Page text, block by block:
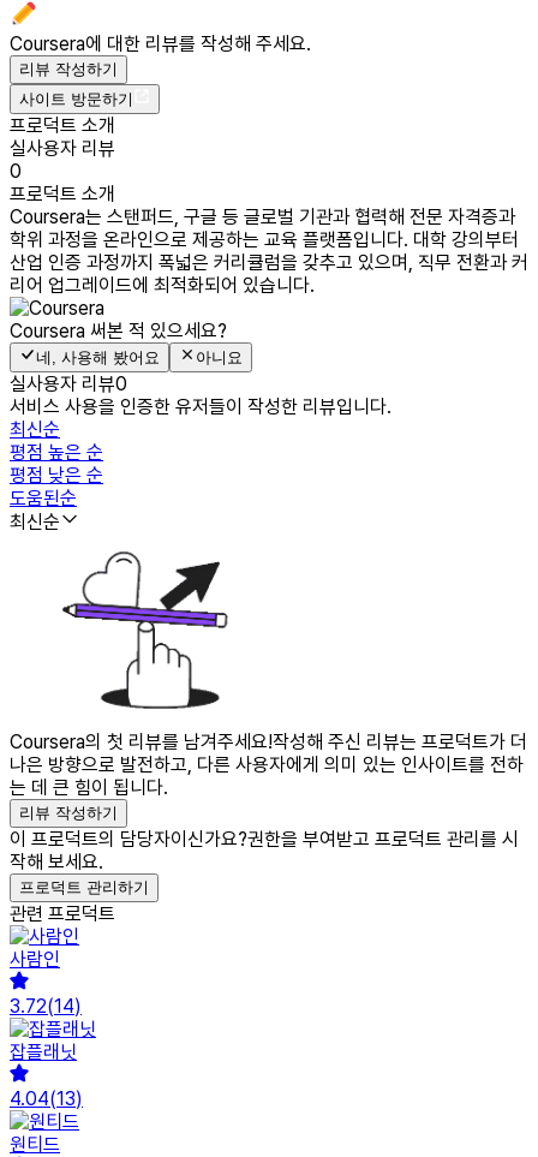
Coursera에 대한 리뷰를 작성해 주세요.
리뷰 작성하기
사이트 방문하기
프로덕트 소개
실사용자 리뷰
0
프로덕트 소개
Coursera는 스탠퍼드, 구글 등 글로벌 기관과 협력해 전문 자격증과
학위 과정을 온라인으로 제공하는 교육 플랫폼입니다. 대학 강의부터
산업 인증 과정까지 폭넓은 커리큘럼을 갖추고 있으며, 직무 전환과 커
리어 업그레이드에 최적화되어 있습니다.
Coursera 써본 적 있으세요?
네, 사용해 봤어요 아니요
실사용자 리뷰0
서비스 사용을 인증한 유저들이 작성한 리뷰입니다.
최신순
평점 높은 순
평점 낮은 순
도움된순
최신순
Coursera의 첫 리뷰를 남겨주세요!작성해 주신 리뷰는 프로덕트가 더
나은 방향으로 발전하고, 다른 사용자에게 의미 있는 인사이트를 전하
는 데 큰 힘이 됩니다.
리뷰 작성하기
이 프로덕트의 담당자이신가요?권한을 부여받고 프로덕트 관리를 시
작해 보세요.
프로덕트 관리하기
관련 프로덕트
사람인
3.72(14)
잡플래닛
4.04(13)
원티드